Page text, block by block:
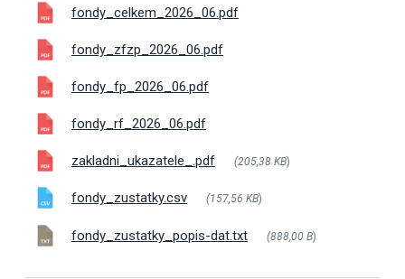
fondy_celkem_2026_06.pdf
fondy_zfzp_2026_06.pdf
fondy_fp_2026_06.pdf
fondy_rf_2026_06.pdf
zakladni_ukazatele_.pdf (205,38 KB)
fondy_zustatky.csv (157,56 KB)
fondy_zustatky_popis-dat.txt (888,00 B)